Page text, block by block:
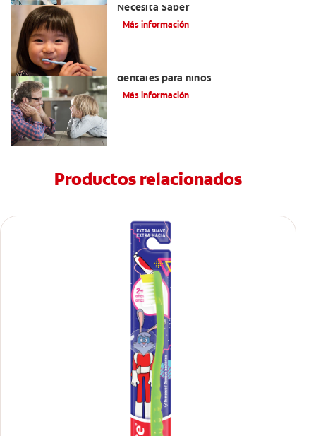
Necesita Saber
Más información
dentales para niños
Más información
Productos relacionados